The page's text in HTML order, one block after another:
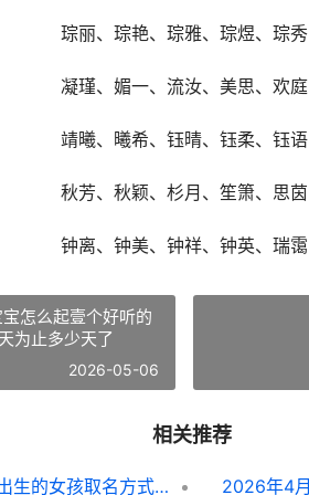
琮丽、琮艳、琮雅、琮煜、琮秀
凝瑾、媚一、流汝、美思、欢庭
靖曦、曦希、钰晴、钰柔、钰语
秋芳、秋颖、杉月、笙箫、思茵
钟离、钟美、钟祥、钟英、瑞霭
怎么起壹个好听的
为止多少天了
2026-05-06
相关推荐
公历2026年3月17号丑时出生的女孩取名方式有哪些 公历2026年3月7日